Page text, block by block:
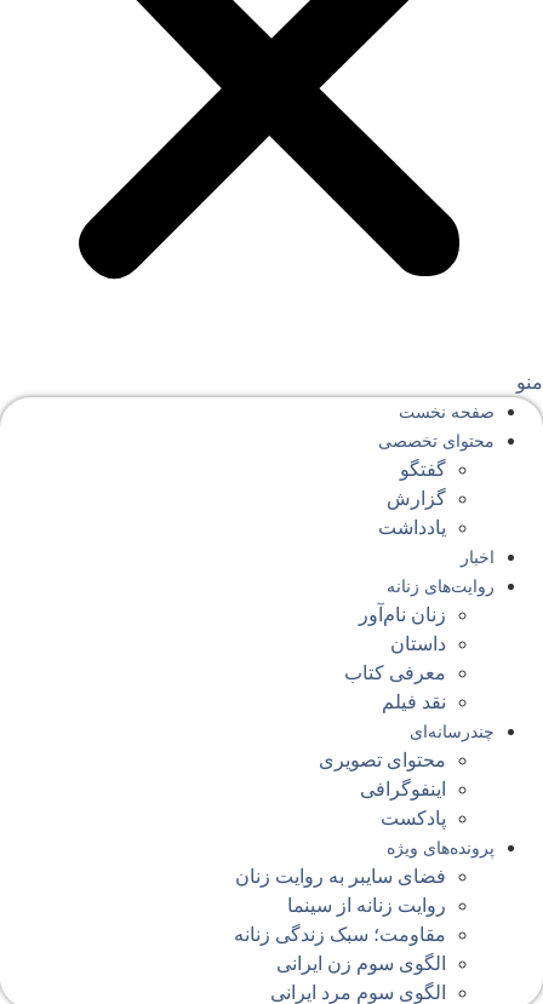
صفحه‌ نخست
محتوای‌ تخصصی
گفتگو
گزارش
یادداشت
اخبار
روایت‌های زنانه
زنان نام‌آور
داستان
معرفی کتاب
نقد فیلم
چندرسانه‌ای
محتوای تصویری
اینفوگرافی
پادکست
پرونده‌های ویژه
فضای سایبر به روایت زنان
روایت زنانه از سینما
مقاومت؛ سبک زندگی زنانه
الگوی سوم زن ایرانی
الگوی سوم مرد ایرانی